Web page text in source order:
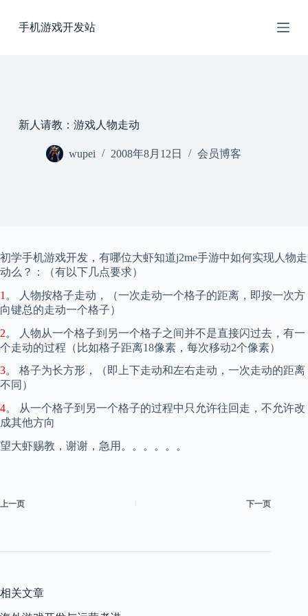
过
手机游戏开发站
新人请教：游戏人物走动
wupei 2008年8月12日 会员博客
初学手机游戏开发，有哪位大虾知道j2me手游中如何实现人物走
动么？：（有以下几点要求）
1 。 人物按格子走动，（一次走动一个格子的距离，即按一次方
向键总的走动一个格子）
2。 人物从一个格子到另一个格子之间并不是直接闪过去，有一
个走动的过程（比如格子距离18像素，每次移动2个像素）
3。 格子为长方形，（即上下走动和左右走动，一次走动的距离
不同）
4。 从一个格子到另一个格子的过程中只允许往回走，不允许改
成其他方向
望大虾赐教，谢谢，急用。。。。。。
上一页 下一页
相关文章